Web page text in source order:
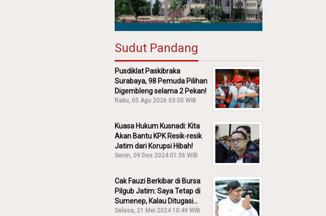
Sudut Pandang
Pusdiklat Paskibraka
Surabaya, 98 Pemuda Pilihan
Digembleng selama 2 Pekan!
Rabu, 05 Agu 2026 03:05 WIB
Kuasa Hukum Kusnadi: Kita
Akan Bantu KPK Resik-resik
Jatim dari Korupsi Hibah!
Senin, 09 Des 2024 01:36 WIB
Cak Fauzi Berkibar di Bursa
Pilgub Jatim: Saya Tetap di
Sumenep, Kalau Ditugasi
Partai Lain Cerita!
Selasa, 21 Mei 2024 10:49 WIB